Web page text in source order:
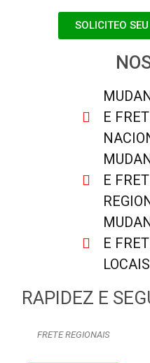
SOLICITEO
E
E
E
LOCAIS
RAPIDEZ E
FRETE REGIONAIS